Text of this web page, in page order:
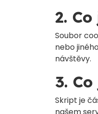
2.
Soubor
nebo
návštěvy.
3.
Skript je